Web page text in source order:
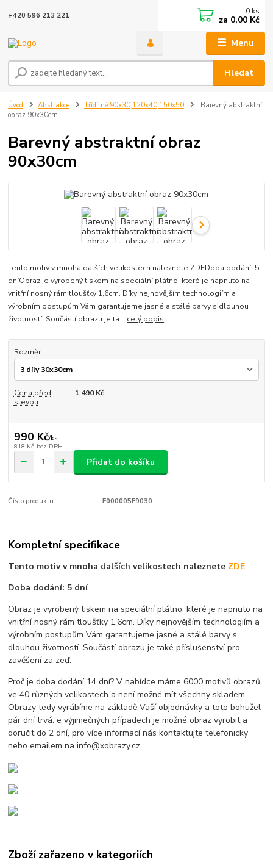
Menu
Hledat
+420 596 213 221 0 ks
za 0,00 Kč
Úvod Abstrakce Třídílné 90x30,120x40,150x50
Barevný abstraktní
obraz 90x30cm
Barevný abstraktní obraz
90x30cm
Tento motiv v mnoha dalších velikostech naleznete ZDEDoba dodání: 5
dníObraz je vyrobený tiskem na speciální plátno, které je napnuto na
vnitřní nosný rám tloušťky 1,6cm. Díky nejnovějším technologiím a
výrobním postupům Vám garantujeme jasné a stálé barvy s dlouhou
životností. Součástí obrazu je ta... celý popis
Rozměr
Cena před
slevou
1 490 Kč
990 Kč/ks
818 Kč bez DPH
Přidat do košíku
Číslo produktu: F000005F9030
Kompletní specifikace
Tento motiv v mnoha dalších velikostech naleznete ZDE
Doba dodání: 5 dní
Obraz je vyrobený tiskem na speciální plátno, které je napnuto na
vnitřní nosný rám tloušťky 1,6cm. Díky nejnovějším technologiím a
výrobním postupům Vám garantujeme jasné a stálé barvy s
dlouhou životností. Součástí obrazu je také příslušenství pro
zavěšení za zeď.
Proč je doba dodání 14 dní? V nabídce máme 6000 motivů obrazů
ve 40 různých velikostech a není možné mít všechny skladem.
Obrazy tedy vyrábíme na základě Vaší objednávky a toto bohužel
pár dní trvá. e výjimečných případech je možné obraz vyrobit a
doručit do 2 dní, pro více informací nás kontaktujte telefonicky
nebo emailem na info@xobrazy.cz
Zboží zařazeno v kategoriích